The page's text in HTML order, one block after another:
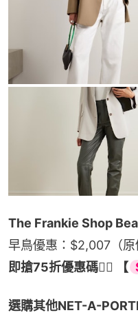
The Frankie Shop
早鳥優惠：$2,007（原
即搶75折優惠碼👉🏻 【
選購其他NET-A-